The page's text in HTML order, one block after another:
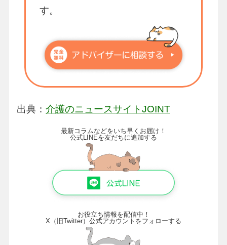
す。
出典： 介護のニュースサイトJOINT
最新コラムなどをいち早くお届け！
公式LINEを友だちに追加する
お役立ち情報を配信中！
X（旧Twitter）公式アカウントをフォローする